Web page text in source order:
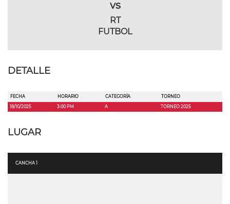
vs
RT
FUTBOL
DETALLE
FECHA HORARIO CATEGORÍA
TORNEO
18/10/2025
3:00 PM A TORNEO 2025
LUGAR
CANCHA 1